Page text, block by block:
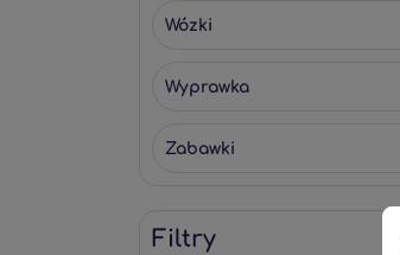
Wózki
Wyprawka
Zabawki
Filtry